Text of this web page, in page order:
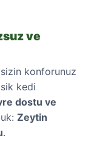
ve
konforunuz
kedi
dostu ve
Zeytin
.